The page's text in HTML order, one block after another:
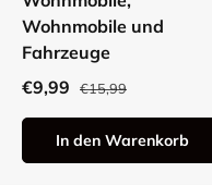
Wohnmobile und
Fahrzeuge
€9,99
€15,99
In den Warenkorb